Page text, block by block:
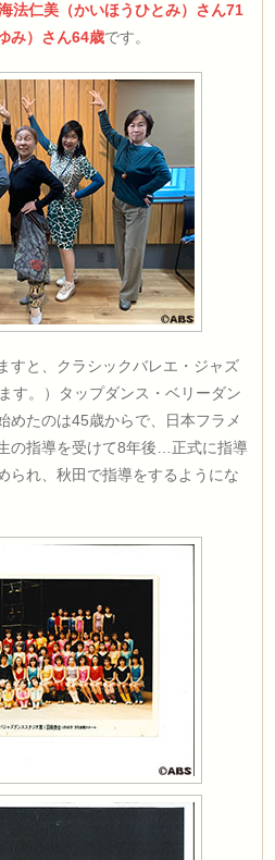
法仁美（かいほうひとみ）さん71
み）さん64歳です。
すと、クラシックバレエ・ジャズ
す。）タップダンス・ベリーダン
めたのは45歳からで、日本フラメ
の指導を受けて8年後…正式に指導
られ、秋田で指導をするようにな